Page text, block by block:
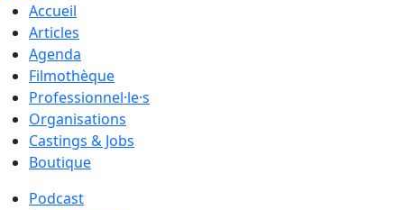
Accueil
Articles
Agenda
Filmothèque
Professionnel·le·s
Organisations
Castings & Jobs
Boutique
Podcast